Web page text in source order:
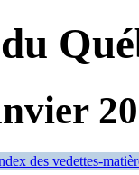
des vedettes-